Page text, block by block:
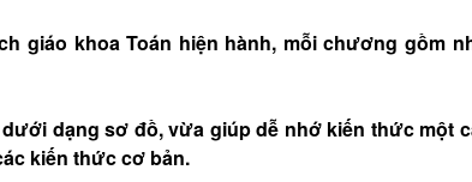
giáo khoa Toán hiện hành, mỗi chương gồm
dạng sơ đồ, vừa giúp dễ nhớ kiến thức một
kiến thức cơ bản.